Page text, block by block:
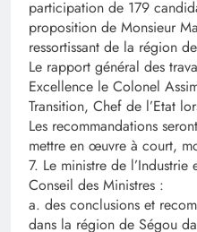
participation de 179
proposition de Monsieur
ressortissant de la région
Le rapport général des
Excellence le Colonel
Transition, Chef de l’Etat
Les recommandations
mettre en œuvre à court,
7. Le ministre de
Conseil des Ministres :
a. des conclusions et
dans la région de Ségou